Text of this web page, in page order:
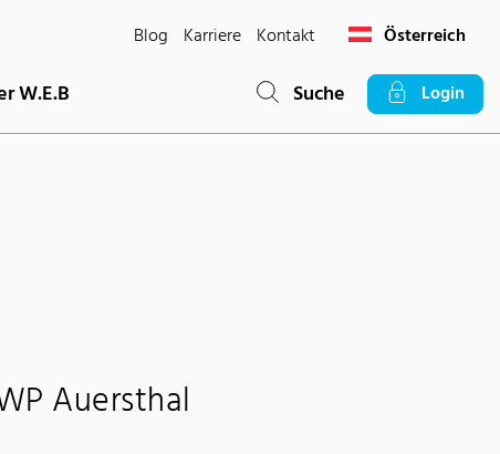
Blog Karriere Kontakt Österreich
W.E.B Suche Login
Auersthal